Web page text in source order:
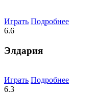
Играть Подробнее
6.6
Элдария
Играть Подробнее
6.3